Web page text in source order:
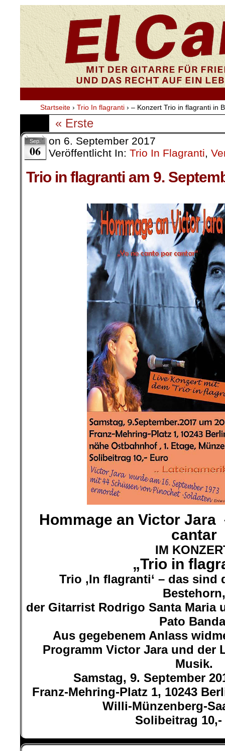
Startseite › Trio In flagranti › – Konzert Trio in flagranti in
« Erste
Sep.
06
on 6. September 2017
Veröffentlicht In: Trio In Flagranti,
Trio in flagranti am 9.
Hommage an Victor Jara
cantar
IM
„Trio in
Trio ‚In flagranti‘ – das sind
Bestehorn,
der Gitarrist Rodrigo Santa Maria
Pato
Aus gegebenem Anlass
Programm Victor Jara und der
Musik.
Samstag, 9. September
Franz-Mehring-Platz 1, 10243
Willi-Münzenberg-
Solibeitrag 10,-